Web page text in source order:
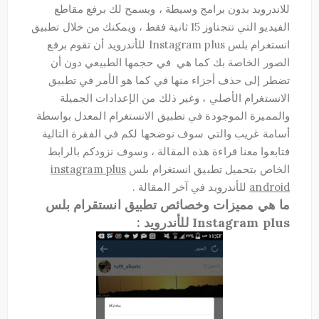
للاندرويد بدون برامج وسيطة ، ويسمح لك برفع مقاطع
الفيديو التي تتجتاوز 15 ثانية فقط ، ويمكنك من خلال تطبيق
انستغرام بلس Instagram plus للأندرويد أن تقوم برفع
الصور الخاصة بك كما هي في حجمها الطبيعي دون أن
تضطر إلى حذف أجزاء منها في كما هو الأمر في تطبيق
الانستغرام الأصلي ، وغير ذلك من الإعدادات الجميلة
والمميزة الموجودة في تطبيق الانستغرام المعدل بواسطة
أسامة غريب والتي سوف نوضحها لكم في الفقرة التالية
فتابعوا معنا قراءة هذه المقالة ، وسوف نزودكم بالرابط
الخاص بتحميل تطبيق انستغرام بلس instagram plus
android للأندرويد في آخر المقالة .
ما هي مميزات وخصائص تطبيق انستقرام بلس
Instagram plus للأندرويد :